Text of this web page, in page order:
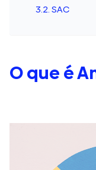
SAC
O que é